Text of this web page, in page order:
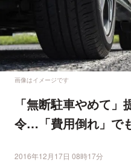
画像はイメージです
「無断駐車やめて
令…「費用倒れ」で
2016年12月17日 08時17分